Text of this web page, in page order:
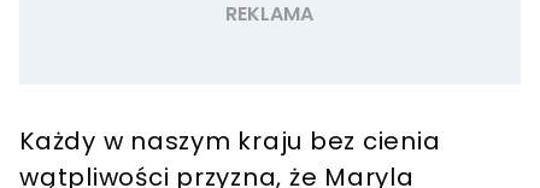
Każdy w naszym kraju bez cienia
wątpliwości przyzna, że Maryla